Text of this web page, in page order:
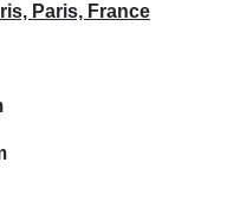
Paris, France